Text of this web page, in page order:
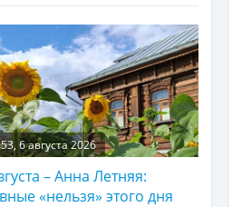
6 августа 2026
– Анна Летняя:
«нельзя» этого дня